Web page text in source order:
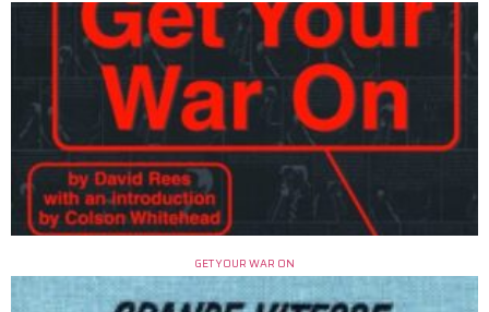
GET YOUR WAR ON